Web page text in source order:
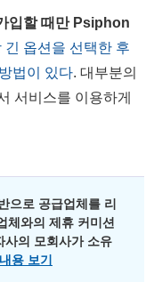
입할 때만 Psiphon
긴 옵션을 선택한 후
법이 있다. 대부분의
서비스를 이용하게
으로 공급업체를 리
체와의 제휴 커미션
사의 모회사가 소유
용 보기